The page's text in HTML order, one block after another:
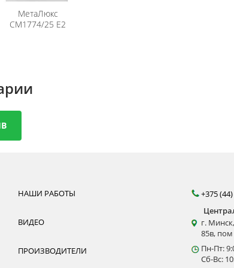
2 контура герметичного
МетаЛюкс
СМ1774/25 Е2
НАШИ РАБОТЫ
ВИДЕО
ПРОИЗВОДИТЕЛИ
+375
г.
85в, пом
Пн-Пт:
Сб-Вс: